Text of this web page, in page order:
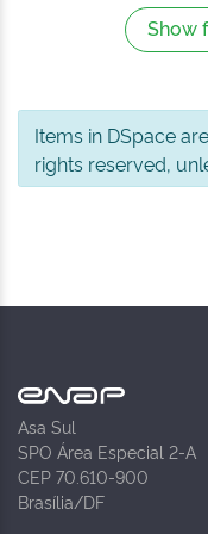
Show
Items in DSpace
rights reserved,
Asa Sul
SPO Área Especial 2-A
CEP 70.610-900
Brasília/DF